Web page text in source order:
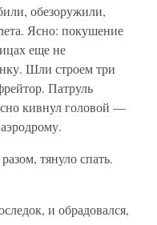
обезоружили,
Ясно: покушение
еще не
Шли строем три
Патруль
кивнул головой —
тянуло спать.
и обрадовался,